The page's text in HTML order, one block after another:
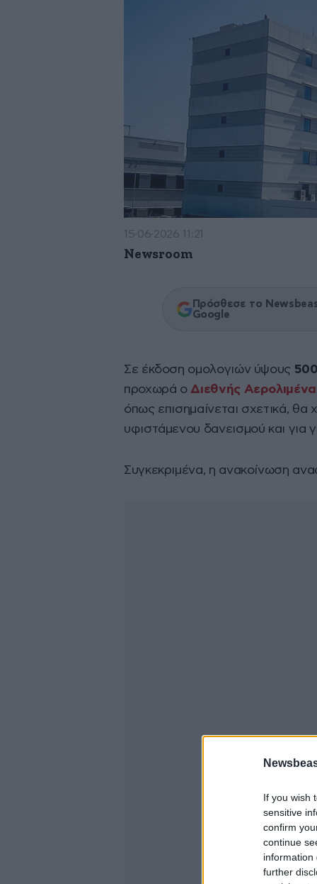
If you wish
sensitive
confirm
continue
information
further
15·06·2026 11:21
Newsroom
Πρόσθεσε το
Google
Σε έκδοση ομολογιών ύψους
προχωρά οΔιεθνής
όπως επισημαίνεται σχετικά,
υφιστάμενου δανεισμού και για
Συγκεκριμένα, η ανακοίνωση